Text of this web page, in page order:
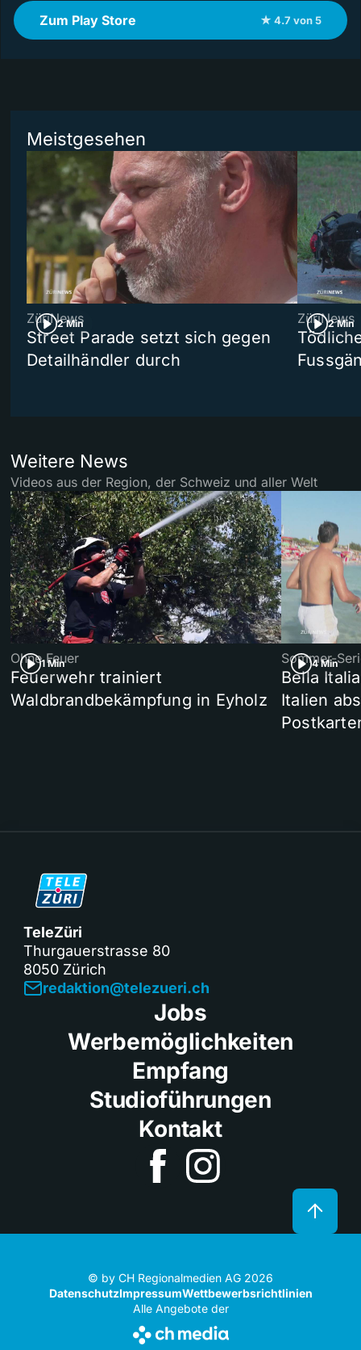
Zum Play Store ★ 4.7 von 5
Meistgesehen
2 Min
ZüriNews
Street Parade setzt sich gegen
Detailhändler durch
2 Min
ZüriNews
Weitere News
Videos aus der Region, der Schweiz und aller Welt
1 Min
Ohne Feuer
Feuerwehr trainiert
Waldbrandbekämpfung in Eyholz
4 Min
Sommer-
Bella
Italien
TeleZüri
Thurgauerstrasse 80
8050 Zürich
redaktion@telezueri.ch
Jobs
Werbemöglichkeiten
Empfang
Studioführungen
Kontakt
© by CH Regionalmedien AG 2026
DatenschutzImpressumWettbewerbsrichtlinien
Alle Angebote der